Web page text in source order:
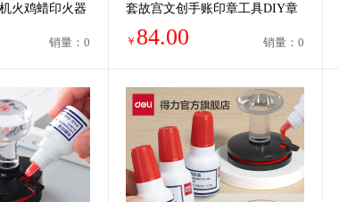
火鸡蜡印火器
销量：0
套故宫文创手账印章工具DIY章
头手柄38礼物
￥ 84.00 销量：0